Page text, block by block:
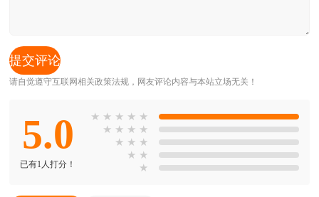
请自觉遵守互联网相关政策法规，网友评论内容与本站立场无关！
5.0
已有1人打分！
★ ★ ★ ★ ★
★ ★ ★ ★
★ ★ ★
★ ★
★